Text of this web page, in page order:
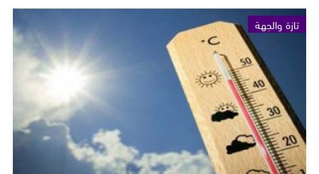
تازة والجهة